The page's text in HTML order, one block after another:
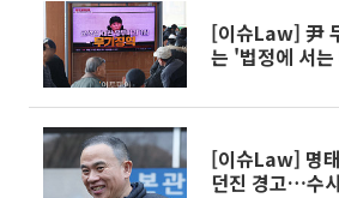
[이슈Law] 尹
는 '법정에 서
[이슈Law] 명태
던진 경고…수